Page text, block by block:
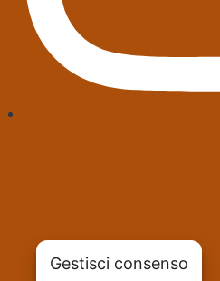
Gestisci consenso